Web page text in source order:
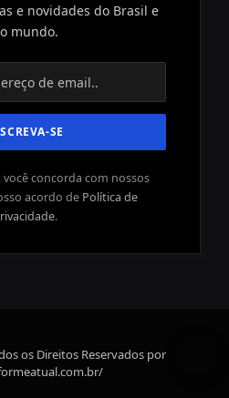
e novidades do Brasil e
mundo.
você concorda com nossos
acordo de Política de
.
os Direitos Reservados por